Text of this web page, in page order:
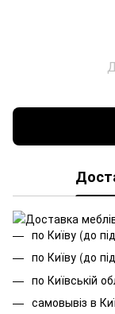
по Київу (до
по Київу (до
по Київській
самовывіз в